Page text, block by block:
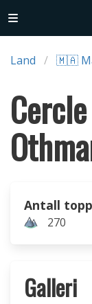
Land 🇲🇦
Antall
270
Galleri